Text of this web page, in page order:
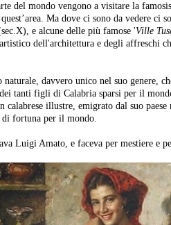
del mondo vengono a visitare la
Ma dove ci sono da vedere ci
e alcune delle più famose 'Ville
dell'architettura e degli affreschi
naturale, davvero unico nel suo genere,
tanti figli di Calabria sparsi per il
illustre, emigrato dal suo paese
di fortuna per il mondo.
Luigi Amato, e faceva per mestiere e